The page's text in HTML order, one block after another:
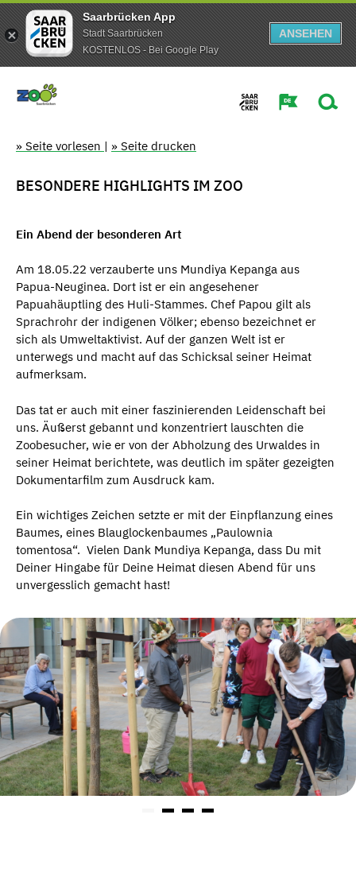
Saarbrücken App
Stadt Saarbrücken
KOSTENLOS - Bei Google Play
ANSEHEN
» Seite vorlesen | » Seite drucken
BESONDERE HIGHLIGHTS IM ZOO
Ein Abend der besonderen Art
Am 18.05.22 verzauberte uns Mundiya Kepanga aus
Papua-Neuginea. Dort ist er ein angesehener
Papuahäuptling des Huli-Stammes. Chef Papou gilt als
Sprachrohr der indigenen Völker; ebenso bezeichnet er
sich als Umweltaktivist. Auf der ganzen Welt ist er
unterwegs und macht auf das Schicksal seiner Heimat
aufmerksam.
Das tat er auch mit einer faszinierenden Leidenschaft bei
uns. Äußerst gebannt und konzentriert lauschten die
Zoobesucher, wie er von der Abholzung des Urwaldes in
seiner Heimat berichtete, was deutlich im später gezeigten
Dokumentarfilm zum Ausdruck kam.
Ein wichtiges Zeichen setzte er mit der Einpflanzung eines
Baumes, eines Blauglockenbaumes „Paulownia
tomentosa“. Vielen Dank Mundiya Kepanga, dass Du mit
Deiner Hingabe für Deine Heimat diesen Abend für uns
unvergesslich gemacht hast!